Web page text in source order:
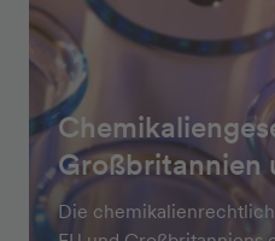
Großbritannien
Die